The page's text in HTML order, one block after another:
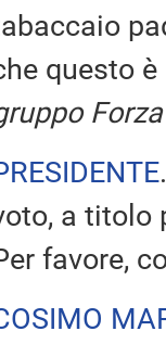
questo
a titolo
favore,